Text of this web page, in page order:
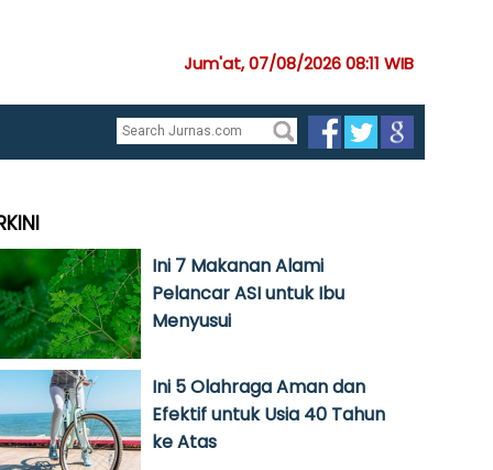
Jum'at, 07/08/2026 08:11 WIB
Ini 7 Makanan Alami
Pelancar ASI untuk Ibu
Menyusui
Ini 5 Olahraga Aman dan
Efektif untuk Usia 40 Tahun
ke Atas